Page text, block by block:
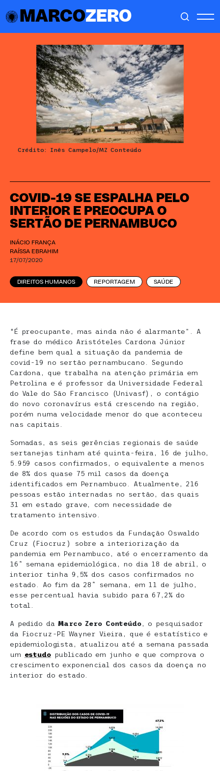
MARCOZERO
COVID-19 SE ESPALHA PELO
INTERIOR E PREOCUPA O
SERTÃO DE PERNAMBUCO
INÁCIO FRANÇA
RAÍSSA EBRAHIM
17/07/2020
DIREITOS HUMANOS REPORTAGEM SAÚDE
Crédito: Inês Campelo/MZ Conteúdo
“É preocupante, mas ainda não é alarmante”. A
frase do médico Aristóteles Cardona Júnior
define bem qual a situação da pandemia de
covid-19 no sertão pernambucano. Segundo
Cardona, que trabalha na atenção primária em
Petrolina e é professor da Universidade Federal
do Vale do São Francisco (Univasf), o contágio
do novo coronavírus está crescendo na região,
porém numa velocidade menor do que aconteceu
nas capitais.
Somadas, as seis gerências regionais de saúde
sertanejas tinham até quinta-feira, 16 de julho,
5.959 casos confirmados, o equivalente a menos
de 8% dos quase 75 mil casos da doença
identificados em Pernambuco. Atualmente, 216
pessoas estão internadas no sertão, das quais
31 em estado grave, com necessidade de
tratamento intensivo.
De acordo com os estudos da Fundação Oswaldo
Cruz (Fiocruz) sobre a interiorização da
pandemia em Pernambuco, até o encerramento da
16ª semana epidemiológica, no dia 18 de abril, o
interior tinha 9,5% dos casos confirmados no
estado. Ao fim da 28ª semana, em 11 de julho,
esse percentual havia subido para 67,2% do
total.
A pedido daMarco Zero Conteúdo, o pesquisador
da Fiocruz-PE Wayner Vieira, que é estatístico e
epidemiologista, atualizou até a semana passada
um estudopublicado em junho e que comprova o
crescimento exponencial dos casos da doença no
interior do estado.